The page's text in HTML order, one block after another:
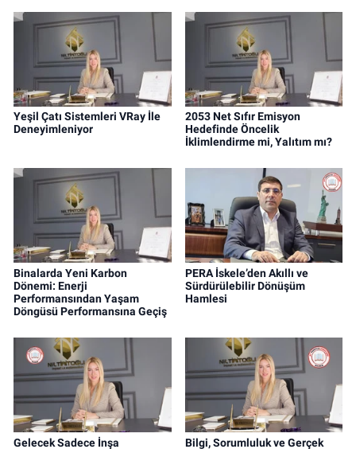
Yeşil Çatı Sistemleri VRay İle
Deneyimleniyor
2053 Net Sıfır Emisyon
Hedefinde Öncelik
İklimlendirme mi, Yalıtım mı?
Binalarda Yeni Karbon
Dönemi: Enerji
Performansından Yaşam
Döngüsü Performansına Geçiş
PERA İskele’den Akıllı ve
Sürdürülebilir Dönüşüm
Hamlesi
Gelecek Sadece İnşa
Bilgi, Sorumluluk ve Gerçek